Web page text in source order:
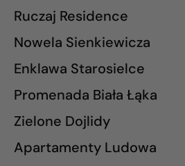
Ruczaj Residence
Nowela Sienkiewicza
Enklawa Starosielce
Promenada Biała Łąka
Zielone Dojlidy
Apartamenty Ludowa